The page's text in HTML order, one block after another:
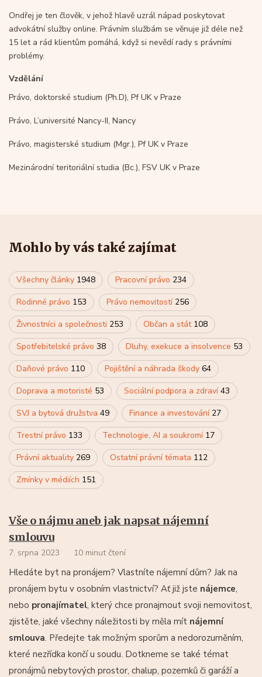
Ondřej je ten člověk, v jehož hlavě uzrál nápad poskytovat
advokátní služby online. Právním službám se věnuje již déle než
15 let a rád klientům pomáhá, když si nevědí rady s právními
problémy.
Vzdělání
Právo, doktorské studium (Ph.D), Pf UK v Praze
Právo, L’université Nancy-II, Nancy
Právo, magisterské studium (Mgr.), Pf UK v Praze
Mezinárodní teritoriální studia (Bc.), FSV UK v Praze
Mohlo by vás také zajímat
Všechny články 1948 Pracovní právo 234
Rodinné právo 153 Právo nemovitostí 256
Živnostníci a společnosti 253 Občan a stát 108
Spotřebitelské právo 38 Dluhy, exekuce a insolvence 53
Daňové právo 110 Pojištění a náhrada škody 64
Doprava a motoristé 53 Sociální podpora a zdraví43
SVJ a bytová družstva 49 Finance a investování 27
Trestní právo 133 Technologie, AI a soukromí 17
Právní aktuality 269 Ostatní právní témata 112
Zmínky v médiích 151
Vše o nájmu aneb jak napsat nájemní
smlouvu
7. srpna 2023 10 minut čtení
Hledáte byt na pronájem? Vlastníte nájemní dům? Jak na
pronájem bytu v osobním vlastnictví? Ať již jste nájemce,
nebo pronajímatel, který chce pronajmout svoji nemovitost,
zjistěte, jaké všechny náležitosti by měla mít nájemní
smlouva. Předejte tak možným sporům a nedorozuměním,
které nezřídka končí u soudu. Dotkneme se také témat
pronájmů nebytových prostor, chalup, pozemků či garáží a